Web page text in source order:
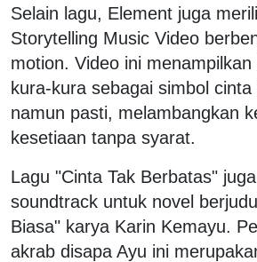
Selain lagu, Element juga
Storytelling Music Video
motion. Video ini
kura-kura sebagai simbol
namun pasti, melambangkan
kesetiaan tanpa syarat.
Lagu "Cinta Tak Berbatas"
soundtrack untuk novel
Biasa" karya Karin Kemayu.
akrab disapa Ayu ini